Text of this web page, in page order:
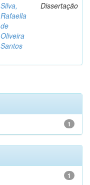
Silva,
Rafaella
de
Oliveira
Santos
Dissertação
1
1